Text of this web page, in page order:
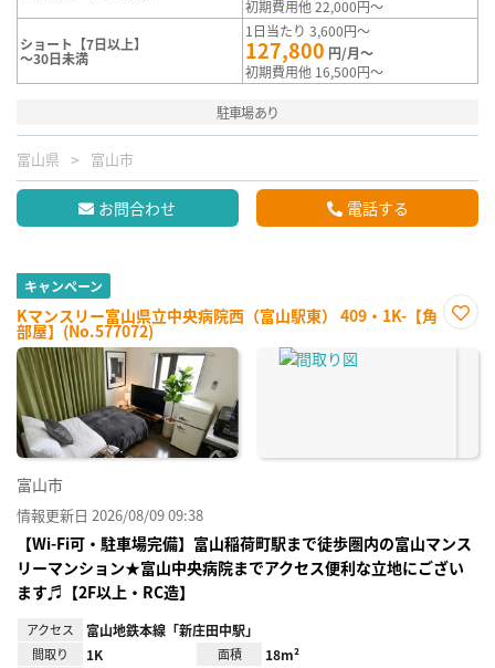
初期費用他 22,000円～
ショート【7日以上】
～30日未満
1日当たり 3,600円～
127,800 円/月～
初期費用他 16,500円～
駐車場あり
富山県 富山市
お問合わせ 電話する
キャンペーン
Kマンスリー富山県立中央病院西（富山駅東） 409・1K-【角
部屋】(No.577072)
に入
富山市
情報更新日 2026/08/09 09:38
【Wi-Fi可・駐車場完備】富山稲荷町駅まで徒歩圏内の富山マンス
リーマンション★富山中央病院までアクセス便利な立地にござい
ます♬【2F以上・RC造】
アクセス 富山地鉄本線「新庄田中駅」
間取り 1K 面積 18m²